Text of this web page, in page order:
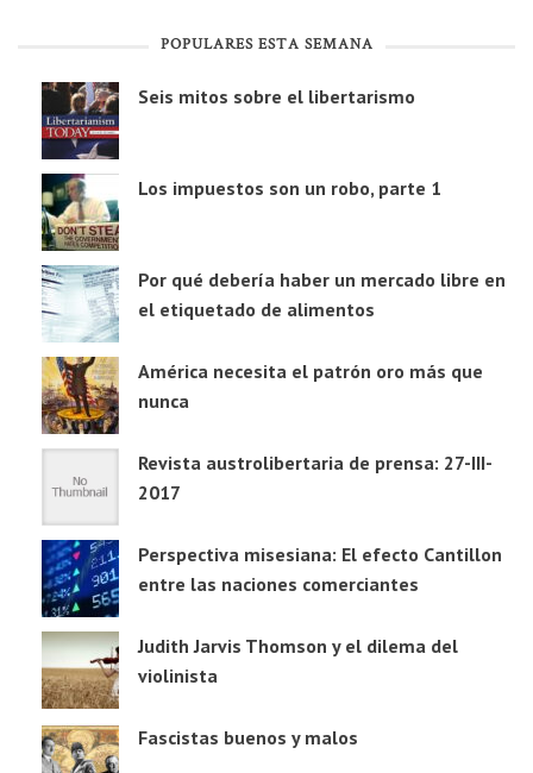
POPULARES ESTA SEMANA
Seis mitos sobre el libertarismo
Los impuestos son un robo, parte 1
Por qué debería haber un mercado libre en
el etiquetado de alimentos
América necesita el patrón oro más que
nunca
Revista austrolibertaria de prensa: 27-III-
2017
Perspectiva misesiana: El efecto Cantillon
entre las naciones comerciantes
Judith Jarvis Thomson y el dilema del
violinista
Fascistas buenos y malos